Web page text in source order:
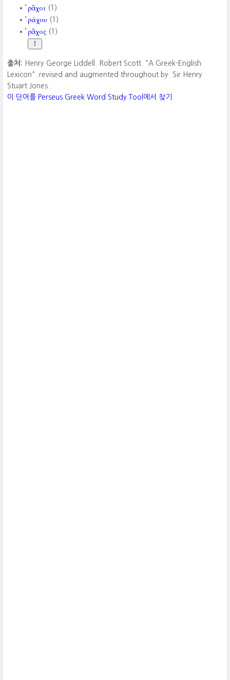
ῥᾶχοι (1)
ῥάχου (1)
ῥᾶχος (1)
출처: Henry George Liddell. Robert Scott. "A Greek-English
Lexicon". revised and augmented throughout by. Sir Henry
Stuart Jones.
이 단어를 Perseus Greek Word Study Tool에서 찾기